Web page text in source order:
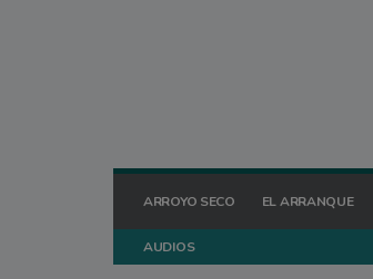
ARROYO SECO EL ARRANQUE
AUDIOS